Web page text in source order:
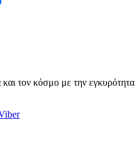
τον κόσμο με την εγκυρότητα